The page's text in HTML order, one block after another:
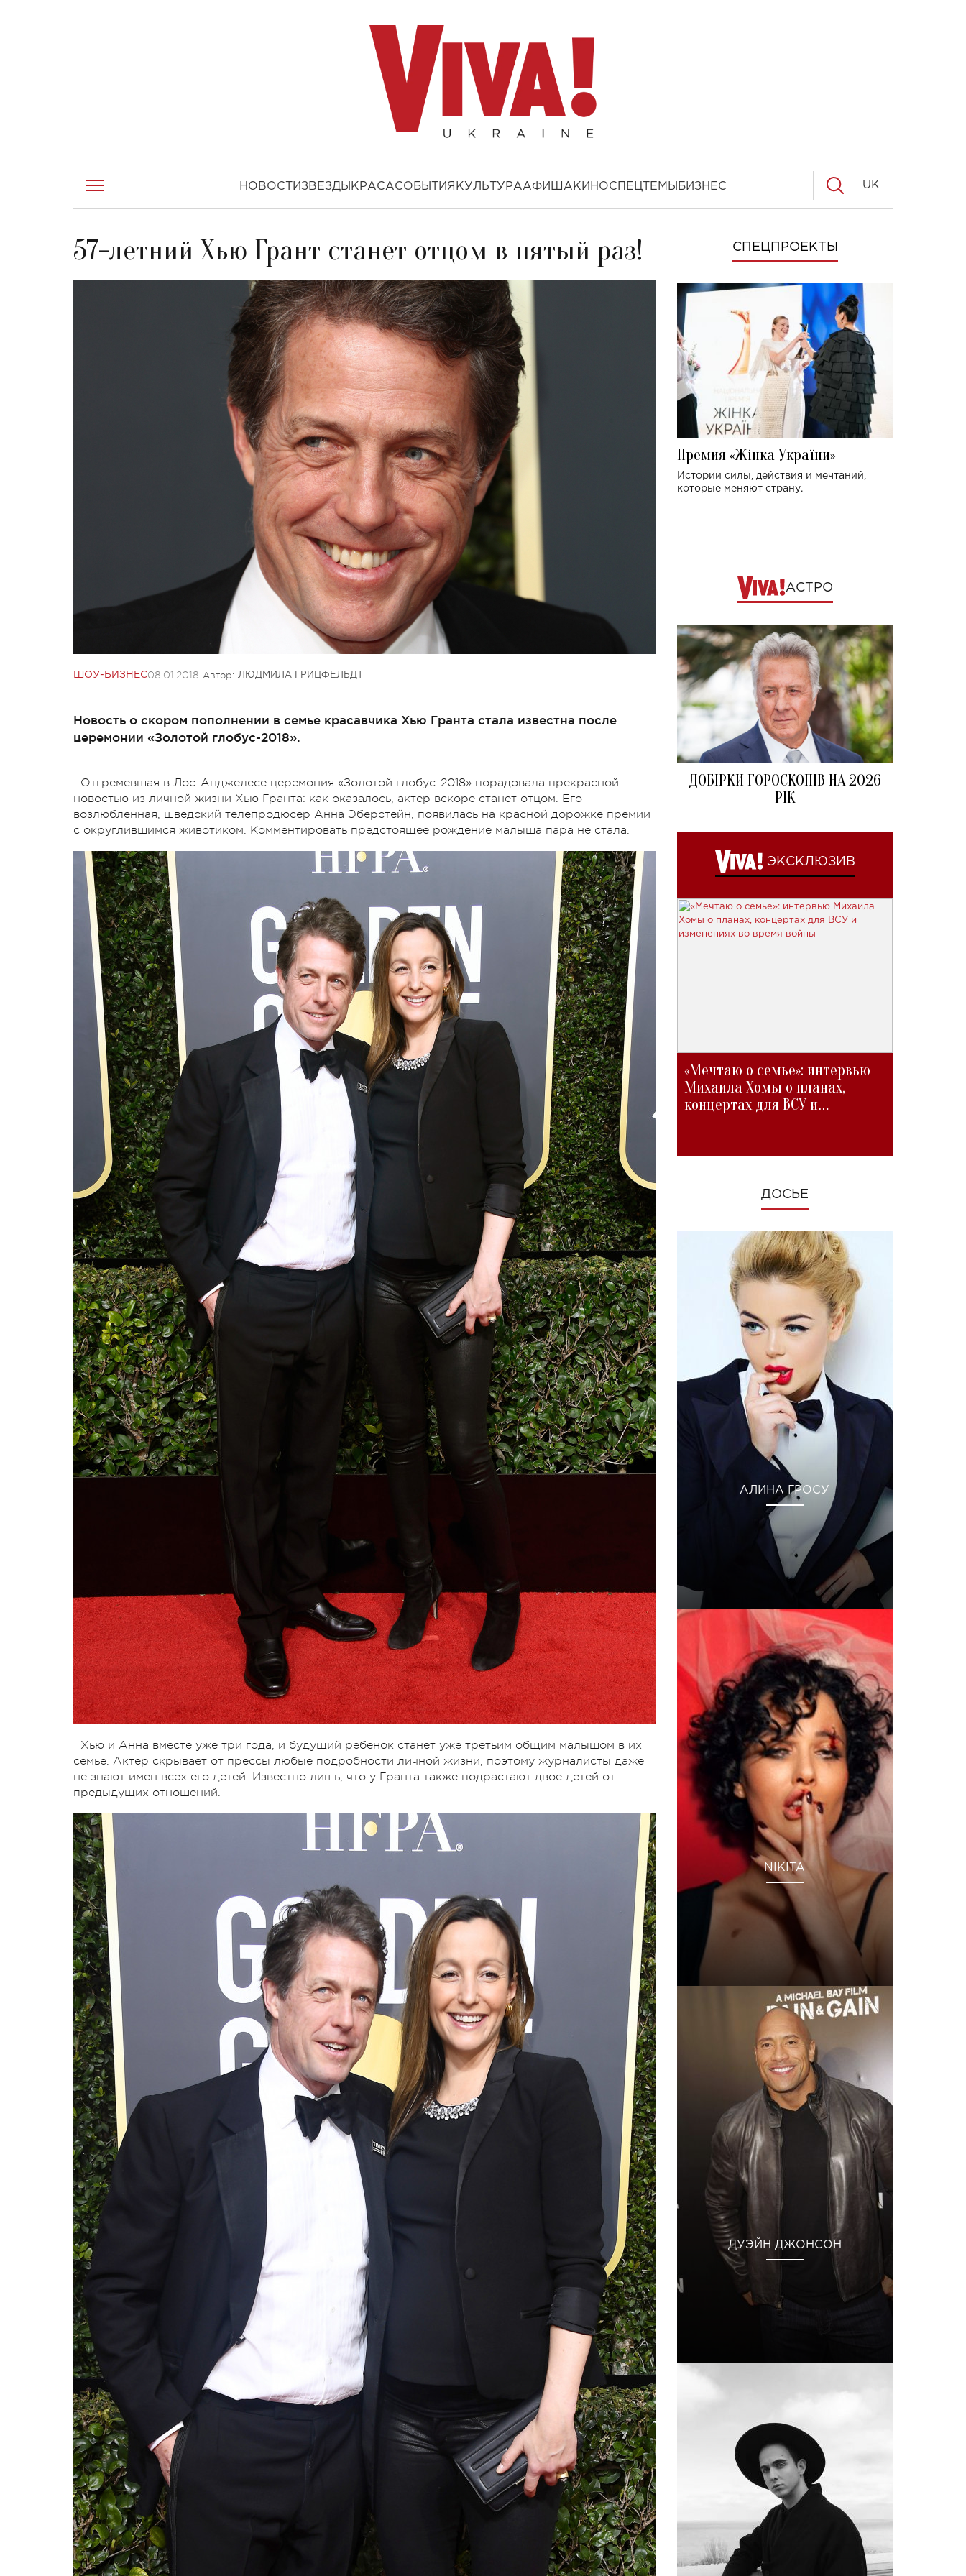
НОВОСТИ ЗВЕЗДЫ КРАСАСОБЫТИЯ КУЛЬТУРААФИША КИНОСПЕЦТЕМЫ БИЗНЕС UK
57-летний Хью Грант станет отцом в пятый раз!
ШОУ-БИЗНЕС08.01.2018 Автор: ЛЮДМИЛА ГРИЦФЕЛЬДТ
Новость о скором пополнении в семье красавчика Хью Гранта стала известна после
церемонии «Золотой глобус-2018».
Отгремевшая в Лос-Анджелесе церемония «Золотой глобус-2018» порадовала прекрасной
новостью из личной жизни Хью Гранта: как оказалось, актер вскоре станет отцом. Его
возлюбленная, шведский телепродюсер Анна Эберстейн, появилась на красной дорожке премии
с округлившимся животиком. Комментировать предстоящее рождение малыша пара не стала.
Хью и Анна вместе уже три года, и будущий ребенок станет уже третьим общим малышом в их
семье. Актер скрывает от прессы любые подробности личной жизни, поэтому журналисты даже
не знают имен всех его детей. Известно лишь, что у Гранта также подрастают двое детей от
предыдущих отношений.
СПЕЦПРОЕКТЫ
Премия «Жінка України»
Истории силы, действия и мечтаний,
которые меняют страну.
АСТРО
ДОБІРКИ ГОРОСКОПІВ НА 2026
РІК
ЭКСКЛЮЗИВ
«Мечтаю о семье»: интервью
Михаила Хомы о планах,
концертах для ВСУ и
ДОСЬЕ
АЛИНА ГРОСУ
NIKITA
ДУЭЙН ДЖОНСОН